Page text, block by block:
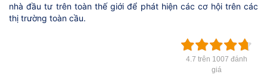
nhà đầu tư trên toàn thế giới để phát hiện các cơ hội trên các
thị trường toàn cầu.
4.7 trên 1007 đánh
giá